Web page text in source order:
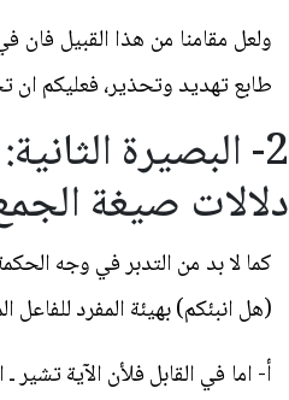
ولعل مقامنا من هذا القبيل
طابع تهديد وتحذير، فعليكم ان
2- البصيرة الثانية: في هيئة (النبأ)
دلالات صيغة
كما لا بد من التدبر في وجه
(هل انبئكم) بهيئة المفرد للفاعل
أ- اما في القابل فلأن الآية